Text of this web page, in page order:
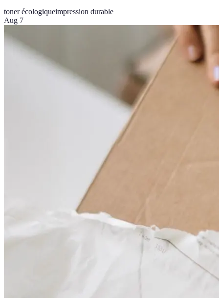
toner écologiqueimpression durable
Aug 7